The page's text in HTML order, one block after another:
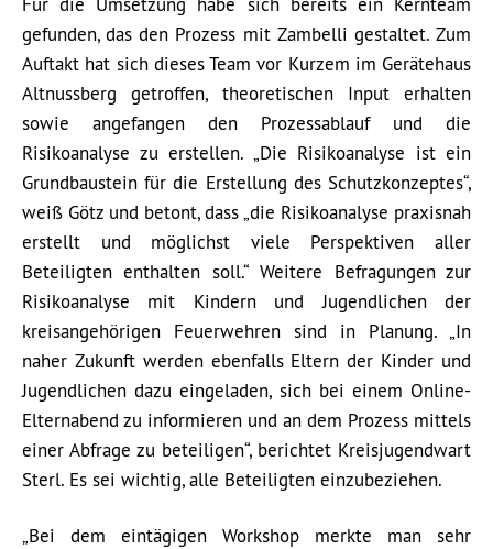
gefunden, das den Prozess mit Zambelli gestaltet. Zum
Auftakt hat sich dieses Team vor Kurzem im Gerätehaus
Altnussberg getroffen, theoretischen Input erhalten
sowie angefangen den Prozessablauf und die
Risikoanalyse zu erstellen. „Die Risikoanalyse ist ein
Grundbaustein für die Erstellung des Schutzkonzeptes“,
weiß Götz und betont, dass „die Risikoanalyse praxisnah
erstellt und möglichst viele Perspektiven aller
Beteiligten enthalten soll.“ Weitere Befragungen zur
Risikoanalyse mit Kindern und Jugendlichen der
kreisangehörigen Feuerwehren sind in Planung. „In
naher Zukunft werden ebenfalls Eltern der Kinder und
Jugendlichen dazu eingeladen, sich bei einem Online-
Elternabend zu informieren und an dem Prozess mittels
einer Abfrage zu beteiligen“, berichtet Kreisjugendwart
Sterl. Es sei wichtig, alle Beteiligten einzubeziehen.
„Bei dem eintägigen Workshop merkte man sehr